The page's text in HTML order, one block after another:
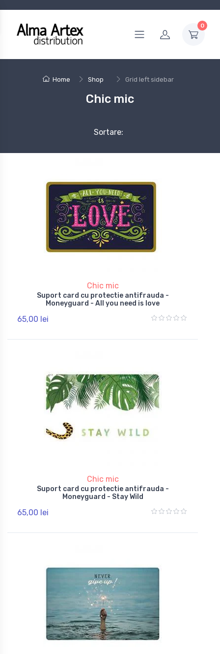
0
Home Shop Grid left sidebar
Chic mic
Sortare:
Chic mic
Suport card cu protectie antifrauda -
Moneyguard - All you need is love
65,00 lei
Chic mic
Suport card cu protectie antifrauda -
Moneyguard - Stay Wild
65,00 lei